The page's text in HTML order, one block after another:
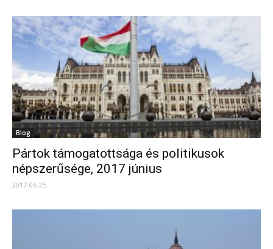
Blog
Pártok támogatottsága és politikusok
népszerűsége, 2017 június
2017-06-25